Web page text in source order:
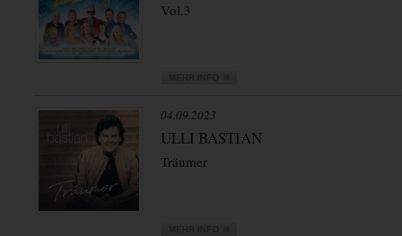
Vol.3
04.09.2023
ULLI BASTIAN
Träumer